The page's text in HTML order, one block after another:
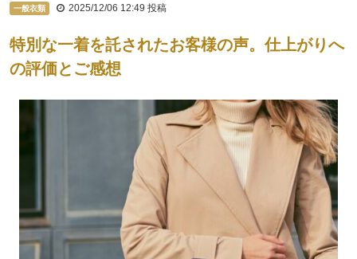
一般衣類 2025/12/06 12:49 投稿
特別な一着を託されたお客様の声。仕上がりへ
の評価とご感想